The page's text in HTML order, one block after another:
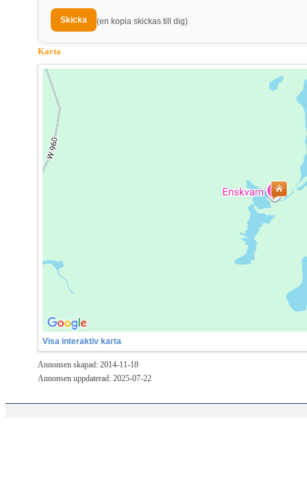
(en kopia skickas till dig)
Karta
Visa interaktiv karta
Annonsen skapad: 2014-11-18
Annonsen uppdaterad: 2025-07-22